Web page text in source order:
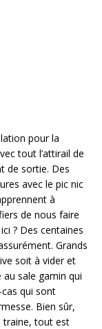
pour la
tout l’attirail de
de sortie. Des
avec le pic nic
à
de nous faire
? Des centaines
Grands
soit à vider et
sale gamin qui
cas qui sont
Bien sûr,
traine, tout est